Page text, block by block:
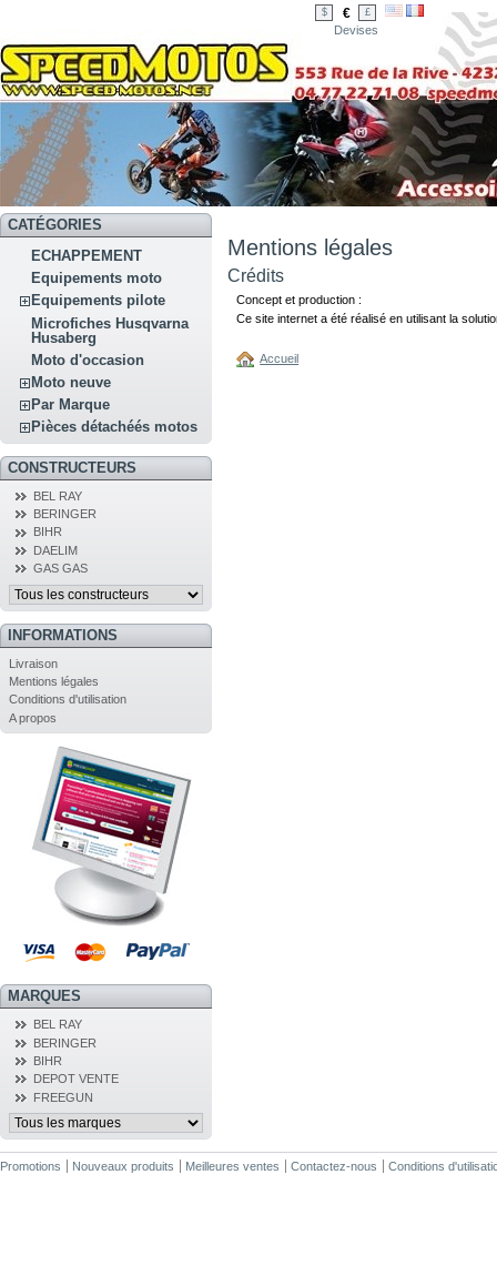
$ € £
Devises
CATÉGORIES
ECHAPPEMENT
Equipements moto
Equipements pilote
Microfiches Husqvarna
Husaberg
Moto d'occasion
Moto neuve
Par Marque
Pièces détachéés motos
CONSTRUCTEURS
BEL RAY
BERINGER
BIHR
DAELIM
GAS GAS
INFORMATIONS
Livraison
Mentions légales
Conditions d'utilisation
A propos
MARQUES
BEL RAY
BERINGER
BIHR
DEPOT VENTE
FREEGUN
Mentions légales
Crédits
Concept et production :
Ce site internet a été réalisé en utilisant la
Accueil
Promotions Nouveaux produits Meilleures ventes Contactez-nous Conditions